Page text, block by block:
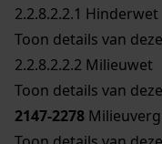
2.2.8.2.2.1 Hinderwet
Toon details van
2.2.8.2.2.2 Milieuwet
Toon details van
2147-2278